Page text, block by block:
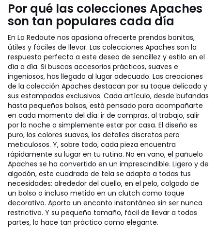
Por qué las colecciones Apaches
son tan populares cada día
En La Redoute nos apasiona ofrecerte prendas bonitas,
útiles y fáciles de llevar. Las colecciones Apaches son la
respuesta perfecta a este deseo de sencillez y estilo en el
día a día. Si buscas accesorios prácticos, suaves e
ingeniosos, has llegado al lugar adecuado. Las creaciones
de la colección Apaches destacan por su toque delicado y
sus estampados exclusivos. Cada artículo, desde bufandas
hasta pequeños bolsos, está pensado para acompañarte
en cada momento del día: ir de compras, al trabajo, salir
por la noche o simplemente estar por casa. El diseño es
puro, los colores suaves, los detalles discretos pero
meticulosos. Y, sobre todo, cada pieza encuentra
rápidamente su lugar en tu rutina. No en vano, el pañuelo
Apaches se ha convertido en un imprescindible. Ligero y de
algodón, este cuadrado de tela se adapta a todas tus
necesidades: alrededor del cuello, en el pelo, colgado de
un bolso o incluso metido en un clutch como toque
decorativo. Aporta un encanto instantáneo sin ser nunca
restrictivo. Y su pequeño tamaño, fácil de llevar a todas
partes, lo hace tan práctico como elegante.